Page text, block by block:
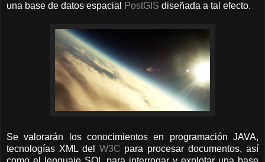
una base de datos espacial
PostGIS diseñada a tal efecto.
Se valorarán los conocimientos en programación JAVA,
tecnologías XML del W3C para procesar documentos, así